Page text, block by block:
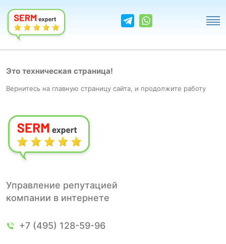
Это техническая страница!
Вернитесь на главную страницу сайта, и продолжите работу
Управление репутацией
компании в интернете
+7 (495) 128-59-96